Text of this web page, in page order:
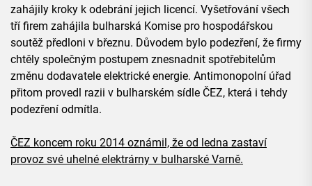
zahájily kroky k odebrání jejich licencí. Vyšetřování všech
tří firem zahájila bulharská Komise pro hospodářskou
soutěž předloni v březnu. Důvodem bylo podezření, že firmy
chtěly společným postupem znesnadnit spotřebitelům
změnu dodavatele elektrické energie. Antimonopolní úřad
přitom provedl razii v bulharském sídle ČEZ, která i tehdy
podezření odmítla.
ČEZ koncem roku 2014 oznámil, že od ledna zastaví
provoz své uhelné elektrárny v bulharské Varně.